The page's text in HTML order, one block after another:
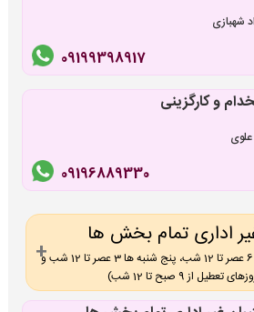
شهبازی
09199398917
و کارگزینی
09196889330
اداری تمام بخش ها
ساعات غیر اداری (همه روزه 6 عصر تا 12 شب، پنج شنبه ها 3 عصر تا 12 شب و
از 9 صبح تا 12 شب)